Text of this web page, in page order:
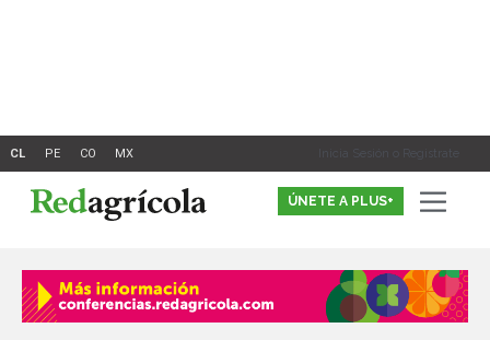
Inicia Sesión o Registrate
ÚNETE A PLUS+